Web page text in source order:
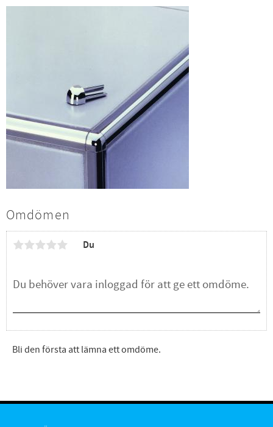
Omdömen
Du
Bli den första att lämna ett omdöme.